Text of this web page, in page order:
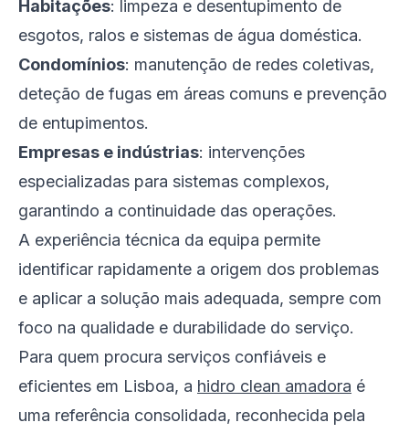
Habitações: limpeza e desentupimento de
esgotos, ralos e sistemas de água doméstica.
Condomínios: manutenção de redes coletivas,
deteção de fugas em áreas comuns e prevenção
de entupimentos.
Empresas e indústrias: intervenções
especializadas para sistemas complexos,
garantindo a continuidade das operações.
A experiência técnica da equipa permite
identificar rapidamente a origem dos problemas
e aplicar a solução mais adequada, sempre com
foco na qualidade e durabilidade do serviço.
Para quem procura serviços confiáveis e
eficientes em Lisboa, a hidro clean amadora é
uma referência consolidada, reconhecida pela